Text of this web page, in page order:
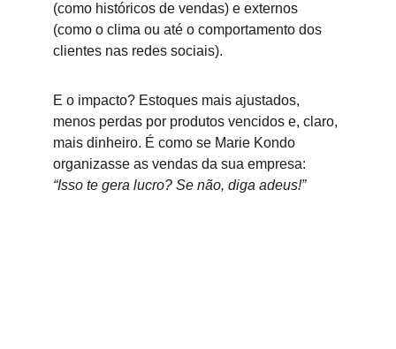
(como históricos de vendas) e externos
(como o clima ou até o comportamento dos
clientes nas redes sociais).
E o impacto? Estoques mais ajustados,
menos perdas por produtos vencidos e, claro,
mais dinheiro. É como se Marie Kondo
organizasse as vendas da sua empresa:
“Isso te gera lucro? Se não, diga adeus!”